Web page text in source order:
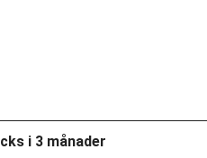
i 3 månader